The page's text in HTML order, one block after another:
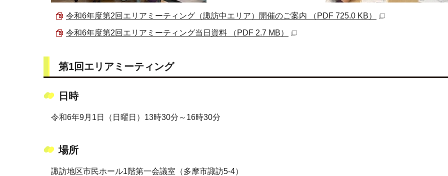
令和6年度第2回エリアミーティング（諏訪中エリア）開催のご案内 （PDF 725.0 KB）
令和6年度第2回エリアミーティング当日資料 （PDF 2.7 MB）
第1回エリアミーティング
日時
令和6年9月1日（日曜日）13時30分～16時30分
場所
諏訪地区市民ホール1階第一会議室（多摩市諏訪5-4）